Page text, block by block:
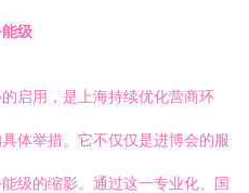
级
启用，是上海持续优化营商环
体举措。它不仅仅是进博会的服
级的缩影。通过这一专业化、国